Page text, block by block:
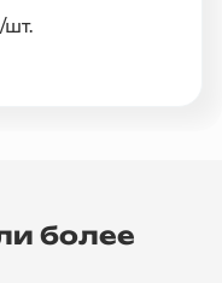
/шт.
более